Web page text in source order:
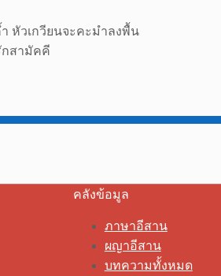
หัวเกวียนจะคะมำลงพื้น
กสามัคคี
คลังข้อมูล
ภาษาอีสาน
ผญาอีสาน
บทความทั้งหมด